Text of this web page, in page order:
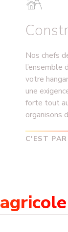
Nos chefs
l’ensemble
votre
une
forte tout
organisons
C'EST